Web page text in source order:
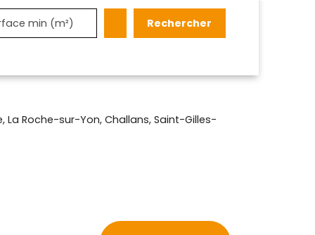
min (m²) Rechercher
Roche-sur-Yon, Challans, Saint-Gilles-